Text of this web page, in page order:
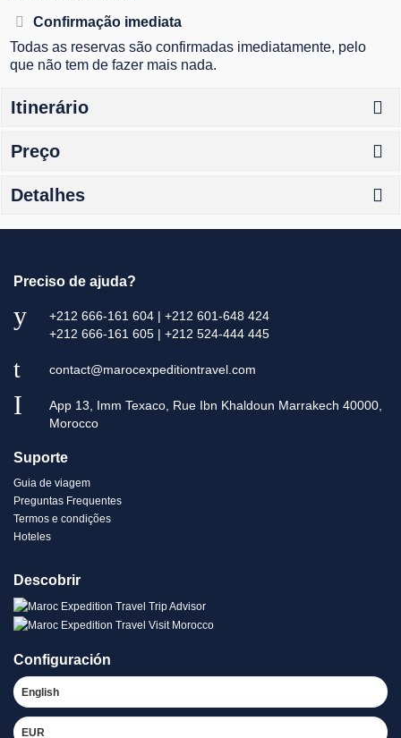
Confirmação imediata
Todas as reservas são confirmadas imediatamente, pelo
que não tem de fazer mais nada.
Itinerário
Preço
Detalhes
Preciso de ajuda?
+212 666-161 604 | +212 601-648 424
+212 666-161 605 | +212 524-444 445
contact@marocexpeditiontravel.com
App 13, Imm Texaco, Rue Ibn Khaldoun Marrakech 40000,
Morocco
Suporte
Guia de viagem
Preguntas Frequentes
Termos e condições
Hoteles
Descobrir
Configuración